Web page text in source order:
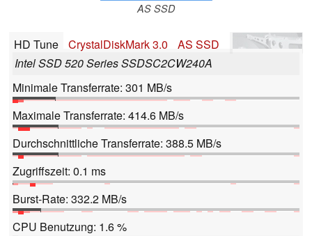
AS SSD
HD Tune CrystalDiskMark 3.0
AS SSD
Intel SSD 520 Series SSDSC2CW240A
Minimale Transferrate: 301 MB/s
Maximale Transferrate: 414.6 MB/s
Durchschnittliche Transferrate: 388.5 MB/s
Zugriffszeit: 0.1 ms
Burst-Rate: 332.2 MB/s
CPU Benutzung: 1.6 %